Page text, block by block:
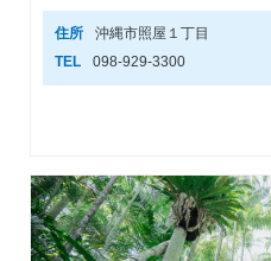
住所
沖縄市照屋１丁目
TEL
098-929-3300